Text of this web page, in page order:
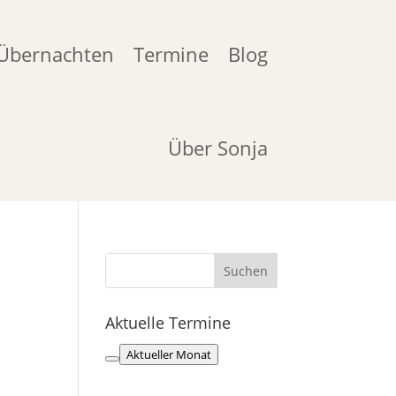
Termine Blog
Über Sonja
Aktuelle Termine
Aktueller Monat